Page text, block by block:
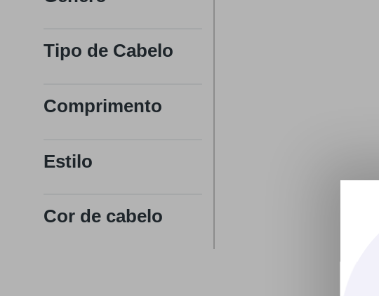
Tipo de Cabelo
Comprimento
Estilo
Cor de cabelo